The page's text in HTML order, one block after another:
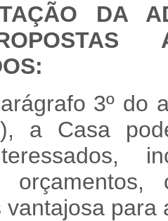
DA
3º do
a Casa
vantajosa